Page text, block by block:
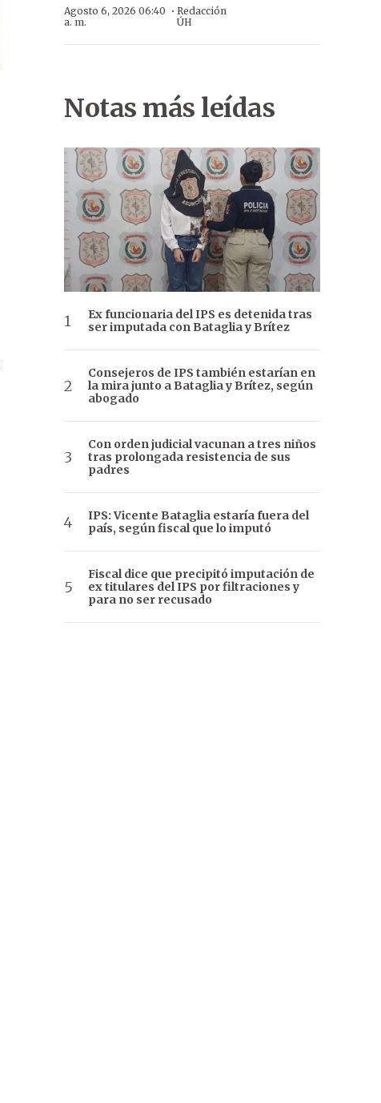
Agosto 6, 2026 06:40
a. m.
· Redacción
ÚH
Notas más leídas
Ex funcionaria del IPS es detenida tras
ser imputada con Bataglia y Brítez
Consejeros de IPS también estarían en
la mira junto a Bataglia y Brítez, según
abogado
Con orden judicial vacunan a tres niños
tras prolongada resistencia de sus
padres
IPS: Vicente Bataglia estaría fuera del
país, según fiscal que lo imputó
Fiscal dice que precipitó imputación de
ex titulares del IPS por filtraciones y
para no ser recusado